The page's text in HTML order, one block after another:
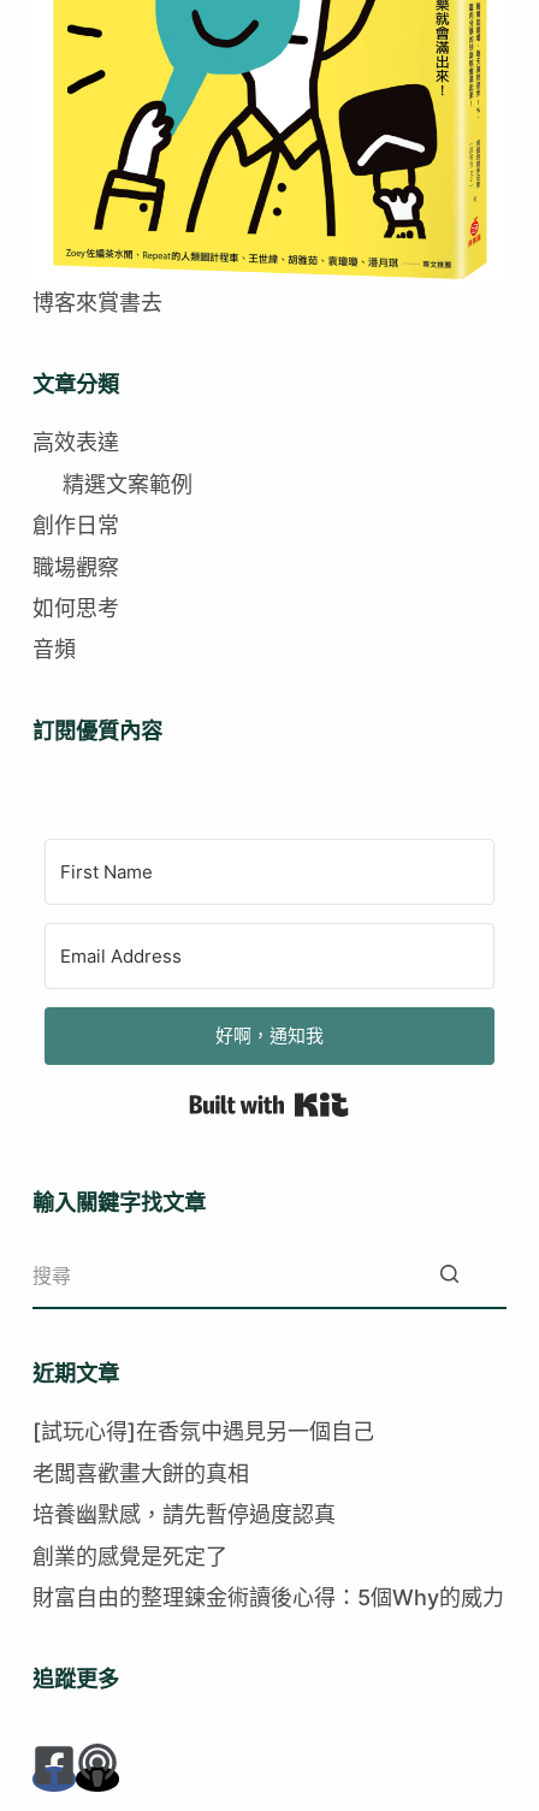
博客來賞書去
文章分類
高效表達
精選文案範例
創作日常
職場觀察
如何思考
音頻
訂閱優質內容
好啊，通知我
輸入關鍵字找文章
不
符
合
的
近期文章
[試玩心得]在香氛中遇見另一個自己
老闆喜歡畫大餅的真相
培養幽默感，請先暫停過度認真
創業的感覺是死定了
財富自由的整理鍊金術讀後心得：5個Why的威力
追蹤更多